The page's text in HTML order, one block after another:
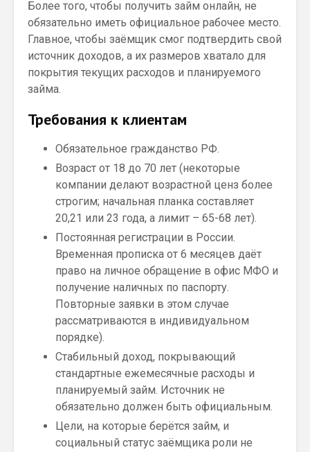
Более того, чтобы получить займ онлайн, не
обязательно иметь официальное рабочее место.
Главное, чтобы заёмщик смог подтвердить свой
источник доходов, а их размеров хватало для
покрытия текущих расходов и планируемого
займа.
Требования к клиентам
Обязательное гражданство РФ.
Возраст от 18 до 70 лет (некоторые
компании делают возрастной ценз более
строгим; начальная планка составляет
20,21 или 23 года, а лимит – 65-68 лет).
Постоянная регистрации в России.
Временная прописка от 6 месяцев даёт
право на личное обращение в офис МФО и
получение наличных по паспорту.
Повторные заявки в этом случае
рассматриваются в индивидуальном
порядке).
Стабильный доход, покрывающий
стандартные ежемесячные расходы и
планируемый займ. Источник не
обязательно должен быть официальным.
Цели, на которые берётся займ, и
социальный статус заёмщика роли не